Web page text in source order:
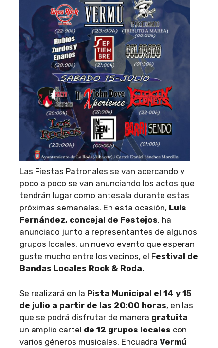
Las Fiestas Patronales se van acercando y
poco a poco se van anunciando los actos que
tendrán lugar como antesala durante estas
próximas semanales. En esta ocasión, Luis
Fernández, concejal de Festejos, ha
anunciado junto a representantes de algunos
grupos locales, un nuevo evento que esperan
guste mucho entre los vecinos, el Festival de
Bandas Locales Rock & Roda.
Se realizará en la Pista Municipal el 14 y 15
de julio a partir de las 20:00 horas, en las
que se podrá disfrutar de manera gratuita
un amplio cartel de 12 grupos locales con
varios géneros musicales. Encuadra Vermú